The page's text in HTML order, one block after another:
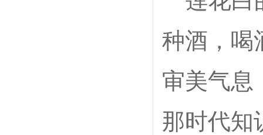
种酒，喝
审美气息
那时代知